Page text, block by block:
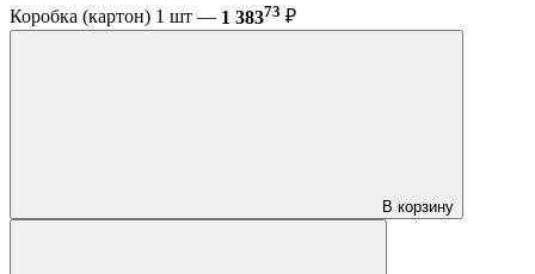
Коробка (картон) 1 шт — 1 38373 ₽
В корзину